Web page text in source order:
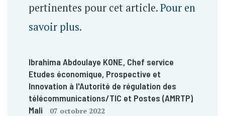
pertinentes pour cet article.Pour en
savoir plus.
Ibrahima Abdoulaye KONE, Chef service
Etudes économique, Prospective et
Innovation à l'Autorité de régulation des
télécommunications/TIC et Postes (AMRTP),
Mali
07 octobre 2022